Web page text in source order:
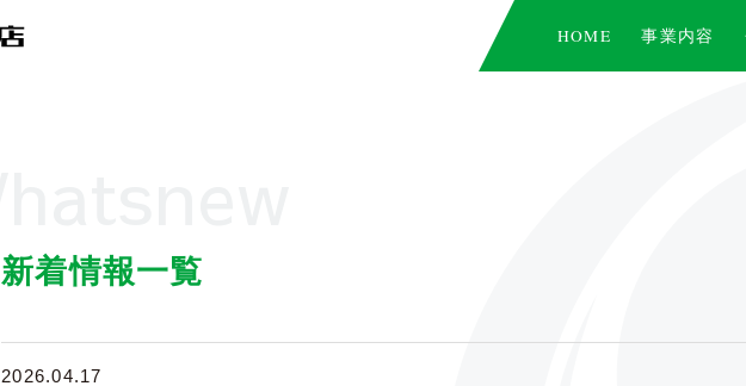
HOME 事業内容
新着情報一覧
2026.04.17